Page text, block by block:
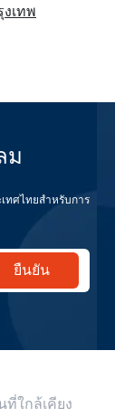
เทพ
ม
ทศไทยสำหรับการ
ยืนยัน
ที่ใกล้เคียง